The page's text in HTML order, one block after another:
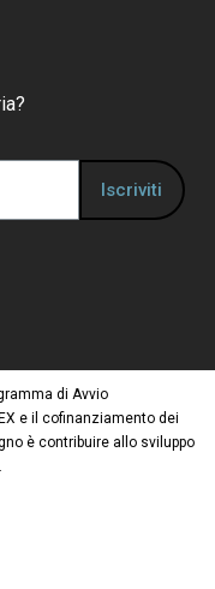
Iscriviti
di Avvio
e il cofinanziamento dei
è contribuire allo sviluppo